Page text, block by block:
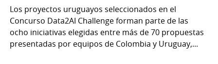
Los proyectos uruguayos seleccionados en el
Concurso Data2AI Challenge forman parte de las
ocho iniciativas elegidas entre más de 70 propuestas
presentadas por equipos de Colombia y Uruguay,...